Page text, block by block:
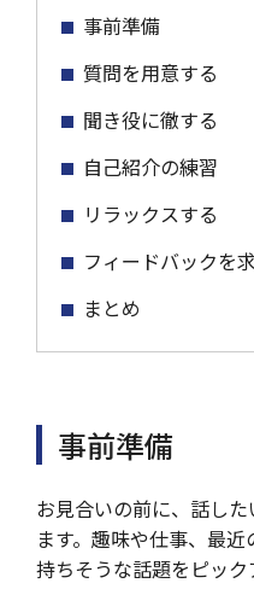
事前準備
質問を用意する
聞き役に徹する
自己紹介の練習
リラックスする
フィードバックを
まとめ
事前準備
お見合いの前に、話し
ます。趣味や仕事、最
持ちそうな話題をピック